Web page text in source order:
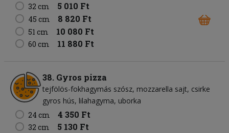
32 cm 5 010 Ft
45 cm 8 820 Ft
51 cm 10 080 Ft
60 cm 11 880 Ft
38. Gyros pizza
tejfölös-fokhagymás szósz mozzarella sajt csirke
gyros hús lilahagyma uborka
24 cm
4 350 Ft
32 cm 5 130 Ft